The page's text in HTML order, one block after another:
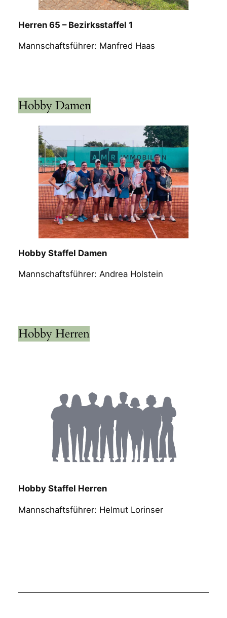
Herren 65 – Bezirksstaffel 1
Mannschaftsführer: Manfred Haas
Hobby Damen
Hobby Staffel Damen
Mannschaftsführer: Andrea Holstein
Hobby Herren
Hobby Staffel Herren
Mannschaftsführer: Helmut Lorinser